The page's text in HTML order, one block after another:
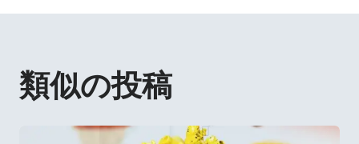
ゲ
ー
シ
類似の投稿